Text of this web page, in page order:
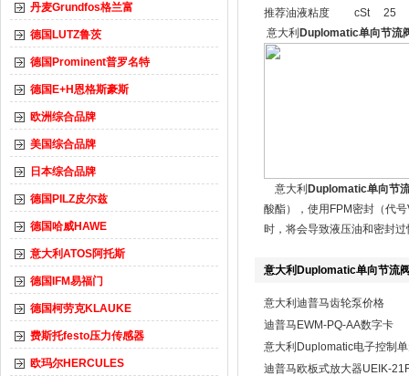
丹麦Grundfos格兰富
德国LUTZ鲁茨
德国Prominent普罗名特
德国E+H恩格斯豪斯
欧洲综合品牌
美国综合品牌
日本综合品牌
德国PILZ皮尔兹
德国哈威HAWE
意大利ATOS阿托斯
德国IFM易福门
德国柯劳克KLAUKE
费斯托festo压力传感器
欧玛尔HERCULES
推荐油液粘度 cSt 25
意大利 Duplomatic单向节流
意大利 Duplomatic单向节
酸酯），使用FPM密封（代
时，将会导致液压油和密封
意大利Duplomatic单向节流
意大利迪普马齿轮泵价格
迪普马EWM-PQ-AA数字卡
意大利Duplomatic电子控制
迪普马欧板式放大器UEIK-